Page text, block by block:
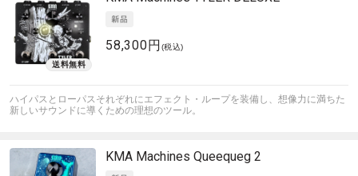
58,300円 (税込)
ハイパスとローパスそれぞれにエフェクト・ループを装備し、想像力に満ちた
新しいサウンドに導くための理想のツール。
KMA Machines Queequeg 2